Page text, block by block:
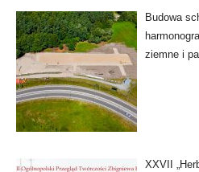
Budowa
ziemne i
XXVII